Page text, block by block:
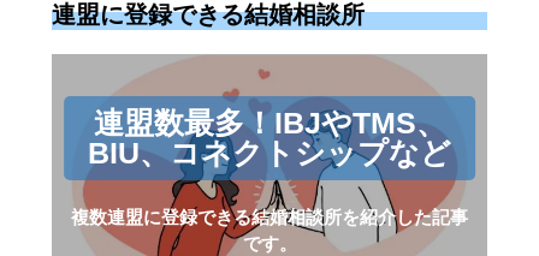
連盟に登録できる結婚相談所
連盟数最多！IBJやTMS、
BIU、コネクトシップなど
複数連盟に登録できる結婚相談所を紹介した記事
です。